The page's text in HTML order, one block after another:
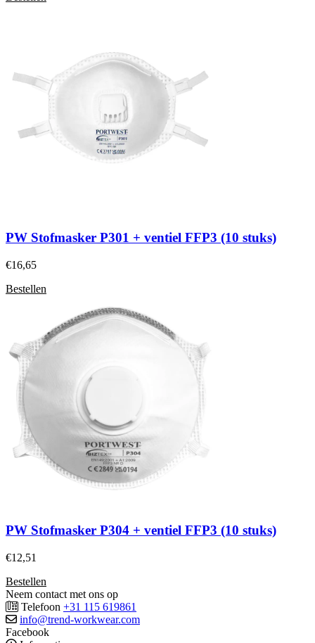
PW Stofmasker P301 + ventiel FFP3 (10 stuks)
€16,65
Bestellen
PW Stofmasker P304 + ventiel FFP3 (10 stuks)
€12,51
Bestellen
Neem contact met ons op
Telefoon +31 115 619861
info@trend-workwear.com
Facebook